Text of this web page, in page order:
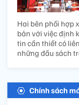
Hai bên phối hợp
bản với việc định
tin cần thiết có
những đầu sách
Chính sách